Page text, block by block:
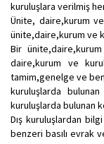
kuruluşlara verilmiş
Ünite, daire,kurum ve
ünite,daire,kurum ve
Bir
daire,kurum ve
tamim,genelge ve
kuruluşlarda
kuruluşlarda bulunan
Dış kuruluşlardan
benzeri basılı evrak